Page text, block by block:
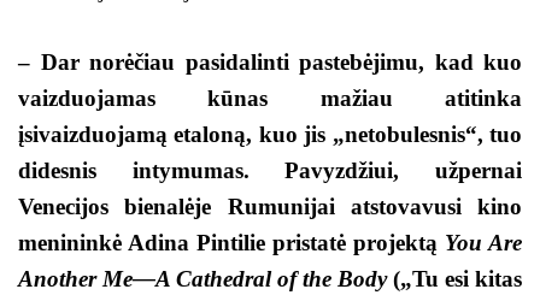
– Dar norėčiau pasidalinti pastebėjimu, kad kuo
vaizduojamas kūnas mažiau atitinka
įsivaizduojamą etaloną, kuo jis „netobulesnis“, tuo
didesnis intymumas. Pavyzdžiui, užpernai
Venecijos bienalėje Rumunijai atstovavusi kino
menininkė Adina Pintilie pristatė projektą You Are
Another Me—A Cathedral of the Body(„Tu esi kitas